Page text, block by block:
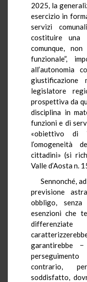
2025, la
esercizio in
servizi
costituire una
comunque,
funzionale”,
all’autonomia
giustificazione
legislatore
prospettiva da
disciplina in
funzioni e di
«obiettivo di
l’omogeneità
cittadini» (si
Valle d’Aosta n.
Sennonché,
previsione
obbligo, senza
esenzioni che
garantirebbe
contrario,
soddisfatto,